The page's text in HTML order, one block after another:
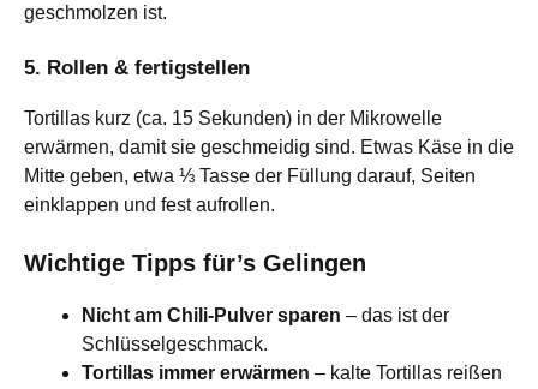
geschmolzen ist.
5. Rollen & fertigstellen
Tortillas kurz (ca. 15 Sekunden) in der Mikrowelle
erwärmen, damit sie geschmeidig sind. Etwas Käse in die
Mitte geben, etwa ⅓ Tasse der Füllung darauf, Seiten
einklappen und fest aufrollen.
Wichtige Tipps für’s Gelingen
Nicht am Chili-Pulver sparen – das ist der
Schlüsselgeschmack.
Tortillas immer erwärmen – kalte Tortillas reißen